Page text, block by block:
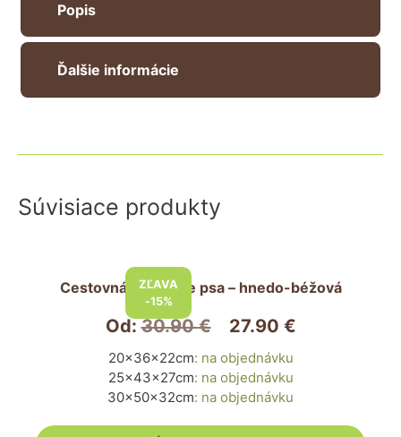
Popis
Ďalšie informácie
Súvisiace produkty
ZĽAVA
-15%
Cestovná taška pre psa – hnedo-béžová
Od:30.90€ 27.90 €
20x36x22cm: na objednávku
25x43x27cm: na objednávku
30x50x32cm: na objednávku
vybrať